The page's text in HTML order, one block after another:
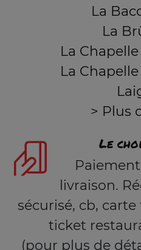
La
La
La
La
> Plus
Le
livraison.
sécurisé, cb,
ticket
(pour plus de